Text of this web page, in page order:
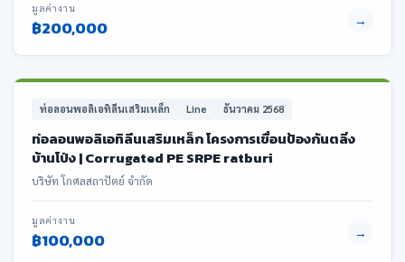
มูลค่างาน
฿200,000 →
ท่อลอนพอลิเอทิลีนเสริมเหล็ก Line ธันวาคม 2568
ท่อลอนพอลิเอทิลีนเสริมเหล็ก โครงการเขื่อนป้องกันตลิ่ง
บ้านโป่ง | Corrugated PE SRPE ratburi
บริษัท โกศลสถาปัตย์ จำกัด
มูลค่างาน
฿100,000 →